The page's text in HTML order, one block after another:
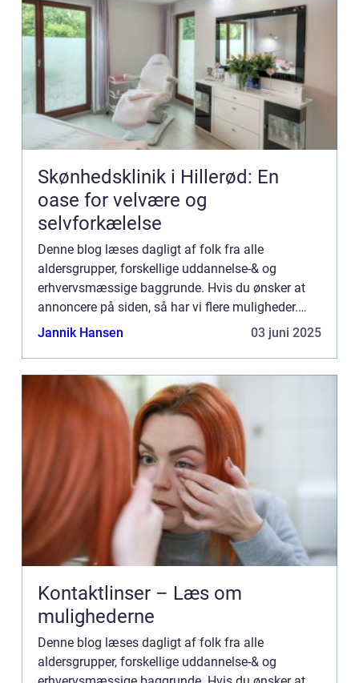
Skønhedsklinik i Hillerød: En
oase for velvære og
selvforkælelse
Denne blog læses dagligt af folk fra alle
aldersgrupper, forskellige uddannelse-& og
erhvervsmæssige baggrunde. Hvis du ønsker at
annoncere på siden, så har vi flere muligheder.
Bannerannoncering er blot én af mulighederne. Vil
Jannik Hansen 03 juni 2025
Kontaktlinser – Læs om
mulighederne
Denne blog læses dagligt af folk fra alle
aldersgrupper, forskellige uddannelse-& og